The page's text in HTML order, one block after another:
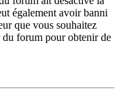
également avoir banni
que vous souhaitez
forum pour obtenir de